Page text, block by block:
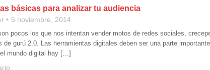
básicas para analizar tu audiencia
5 noviembre, 2014
pocos los que nos intentan vender motos de redes sociales,
de gurú 2.0. Las herramientas digitales deben ser una parte
mundo digital hay […]